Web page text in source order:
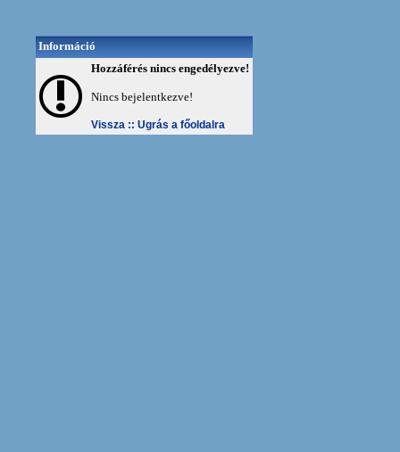
Információ
Hozzáférés nincs engedélyezve!
Nincs bejelentkezve!
Vissza :: Ugrás a főoldalra